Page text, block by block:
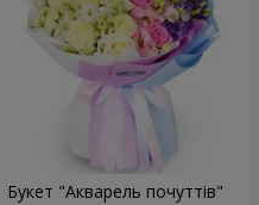
Букет "Акварель почуттів"